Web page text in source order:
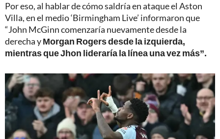
Por eso, al hablar de cómo saldría en ataque el Aston
Villa, en el medio ‘Birmingham Live’ informaron que
“John McGinn comenzaría nuevamente desde la
derecha yMorgan Rogers desde la izquierda,
mientras que Jhon lideraría la línea una vez más”.